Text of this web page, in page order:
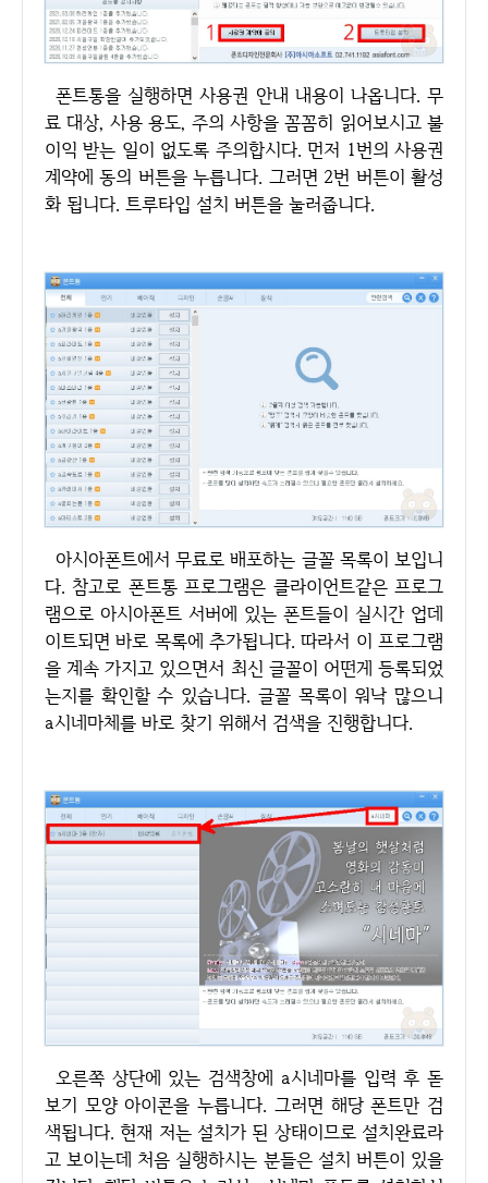
폰트통을 실행하면 사용권 안내 내용이 나옵니다. 무
료 대상, 사용 용도, 주의 사항을 꼼꼼히 읽어보시고 불
이익 받는 일이 없도록 주의합시다. 먼저 1번의 사용권
계약에 동의 버튼을 누릅니다. 그러면 2번 버튼이 활성
화 됩니다. 트루타입 설치 버튼을 눌러줍니다.
아시아폰트에서 무료로 배포하는 글꼴 목록이 보입니
다. 참고로 폰트통 프로그램은 클라이언트같은 프로그
램으로 아시아폰트 서버에 있는 폰트들이 실시간 업데
이트되면 바로 목록에 추가됩니다. 따라서 이 프로그램
을 계속 가지고 있으면서 최신 글꼴이 어떤게 등록되었
는지를 확인할 수 있습니다. 글꼴 목록이 워낙 많으니
a시네마체를 바로 찾기 위해서 검색을 진행합니다.
오른쪽 상단에 있는 검색창에 a시네마를 입력 후 돋
보기 모양 아이콘을 누릅니다. 그러면 해당 폰트만 검
색됩니다. 현재 저는 설치가 된 상태이므로 설치완료라
고 보이는데 처음 실행하시는 분들은 설치 버튼이 있을